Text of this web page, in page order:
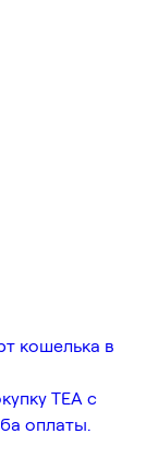
кошелька в
TEA с
оплаты.